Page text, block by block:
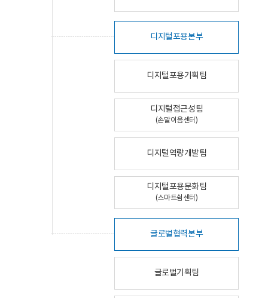
디지털포용본부
디지털포용기획팀
디지털접근성팀
(손말이음센터)
디지털역량개발팀
디지털포용문화팀
(스마트쉼센터)
글로벌협력본부
글로벌기획팀